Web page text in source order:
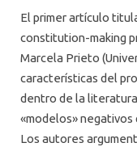
El primer artículo
constitution-making
Marcela Prieto
características del
dentro de la
«modelos»
Los autores